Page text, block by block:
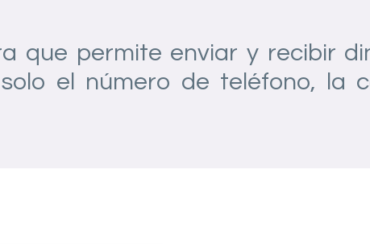
que permite enviar y recibir
el número de teléfono, la